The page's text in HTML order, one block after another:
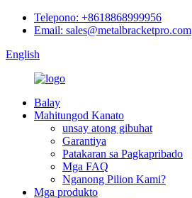
Telepono: +8618868999956
Email: sales@metalbracketpro.com
English
Balay
Mahitungod Kanato
unsay atong gibuhat
Garantiya
Patakaran sa Pagkapribado
Mga FAQ
Nganong Pilion Kami?
Mga produkto